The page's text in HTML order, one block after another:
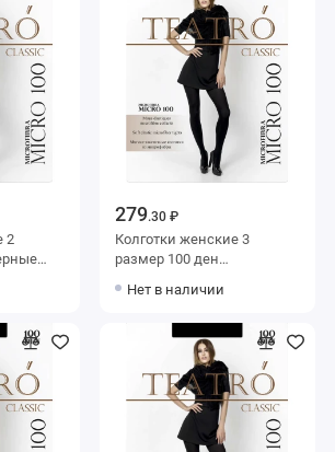
279.30 ₽
Колготки женские 3
размер 100 ден
Нет в наличии